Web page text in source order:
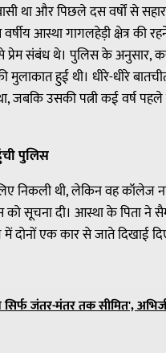
था और पिछले दस वर्षों से
आस्था गागलहेड़ी क्षेत्र
से प्रेम संबंध थे। पुलिस के
मुलाकात हुई थी। धीरे-धीरे
जबकि उसकी पत्नी कई वर्ष
पुलिस
निकली थी, लेकिन वह कॉलेज
सूचना दी। आस्था के पिता ने
दोनों एक कार से जाते दिखाई
सिर्फ जंतर-मंतर तक सीमित',